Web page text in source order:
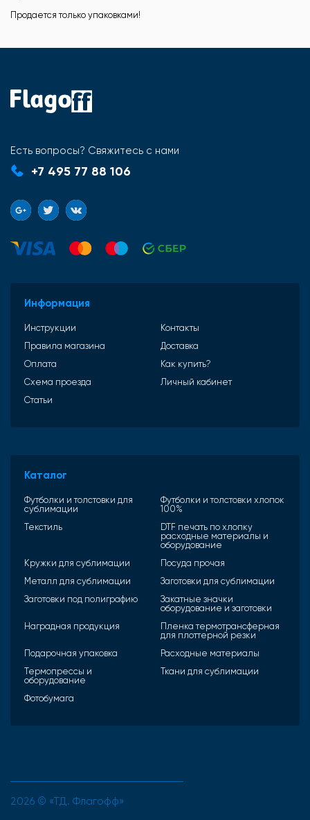
Продается только упаковками!
Есть вопросы? Свяжитесь с нами
+7 495 77 88 106
Информация
Инструкции
Контакты
Правила магазина
Доставка
Оплата
Как купить?
Схема проезда
Личный кабинет
Статьи
Каталог
Футболки и толстовки для
сублимации
Футболки и толстовки хлопок
100%
Текстиль
DTF печать по хлопку
расходные материалы и
оборудование
Кружки для сублимации
Посуда прочая
Металл для сублимации
Заготовки для сублимации
Заготовки под полиграфию
Закатные значки
оборудование и заготовки
Наградная продукция
Пленка термотрансферная
для плоттерной резки
Подарочная упаковка
Расходные материалы
Термопрессы и
оборудование
Ткани для сублимации
Фотобумага
2026 © «ТД. Флагофф»